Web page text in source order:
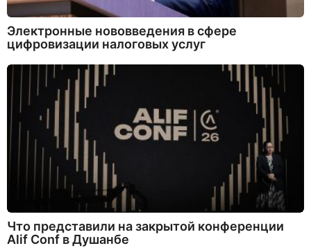
Электронные нововведения в сфере
цифровизации налоговых услуг
Что представили на закрытой конференции
Alif Conf в Душанбе